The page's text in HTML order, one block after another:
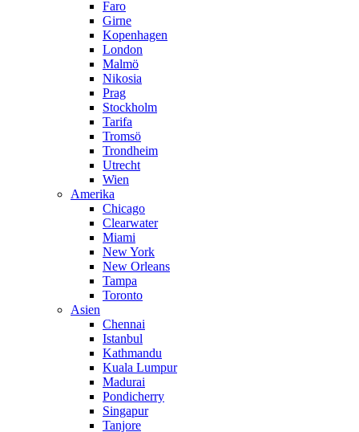
Faro
Girne
Kopenhagen
London
Malmö
Nikosia
Prag
Stockholm
Tarifa
Tromsö
Trondheim
Utrecht
Wien
Amerika
Chicago
Clearwater
Miami
New York
New Orleans
Tampa
Toronto
Asien
Chennai
Istanbul
Kathmandu
Kuala Lumpur
Madurai
Pondicherry
Singapur
Tanjore